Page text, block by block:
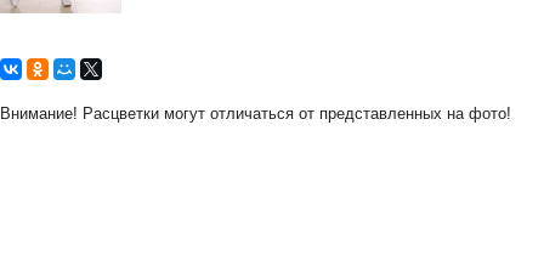
Внимание! Расцветки могут отличаться от представленных на фото!